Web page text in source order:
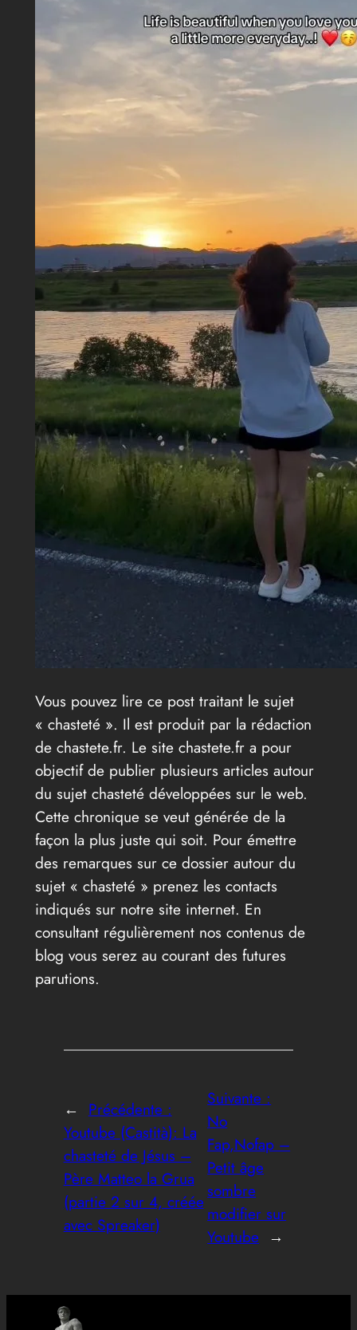
Vous pouvez lire ce post traitant le sujet
« chasteté ». Il est produit par la rédaction
de chastete.fr. Le site chastete.fr a pour
objectif de publier plusieurs articles autour
du sujet chasteté développées sur le web.
Cette chronique se veut générée de la
façon la plus juste qui soit. Pour émettre
des remarques sur ce dossier autour du
sujet « chasteté » prenez les contacts
indiqués sur notre site internet. En
consultant régulièrement nos contenus de
blog vous serez au courant des futures
parutions.
← Précédente :
Youtube (Castità): La
chasteté de Jésus –
Père Matteo la Grua
(partie 2 sur 4, créée
avec Spreaker)
Suivante :
No
Fap,Nofap –
Petit âge
sombre
modifier sur
Youtube →